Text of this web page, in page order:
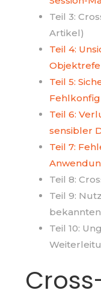
Teil 3:
Artikel)
Teil 4:
Teil 5:
Teil 6:
sensibler
Teil 7:
Teil 8:
Teil 9:
Teil 10: